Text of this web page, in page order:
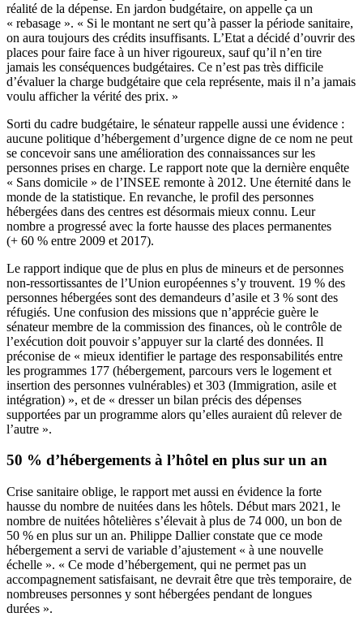
réalité de la dépense. En jardon budgétaire, on appelle ça un
« rebasage ». « Si le montant ne sert qu’à passer la période sanitaire,
on aura toujours des crédits insuffisants. L’Etat a décidé d’ouvrir des
places pour faire face à un hiver rigoureux, sauf qu’il n’en tire
jamais les conséquences budgétaires. Ce n’est pas très difficile
d’évaluer la charge budgétaire que cela représente, mais il n’a jamais
voulu afficher la vérité des prix. »
Sorti du cadre budgétaire, le sénateur rappelle aussi une évidence :
aucune politique d’hébergement d’urgence digne de ce nom ne peut
se concevoir sans une amélioration des connaissances sur les
personnes prises en charge. Le rapport note que la dernière enquête
« Sans domicile » de l’INSEE remonte à 2012. Une éternité dans le
monde de la statistique. En revanche, le profil des personnes
hébergées dans des centres est désormais mieux connu. Leur
nombre a progressé avec la forte hausse des places permanentes
(+ 60 % entre 2009 et 2017).
Le rapport indique que de plus en plus de mineurs et de personnes
non-ressortissantes de l’Union européennes s’y trouvent. 19 % des
personnes hébergées sont des demandeurs d’asile et 3 % sont des
réfugiés. Une confusion des missions que n’apprécie guère le
sénateur membre de la commission des finances, où le contrôle de
l’exécution doit pouvoir s’appuyer sur la clarté des données. Il
préconise de « mieux identifier le partage des responsabilités entre
les programmes 177 (hébergement, parcours vers le logement et
insertion des personnes vulnérables) et 303 (Immigration, asile et
intégration) », et de « dresser un bilan précis des dépenses
supportées par un programme alors qu’elles auraient dû relever de
l’autre ».
50 % d’hébergements à l’hôtel en plus sur un an
Crise sanitaire oblige, le rapport met aussi en évidence la forte
hausse du nombre de nuitées dans les hôtels. Début mars 2021, le
nombre de nuitées hôtelières s’élevait à plus de 74 000, un bon de
50 % en plus sur un an. Philippe Dallier constate que ce mode
hébergement a servi de variable d’ajustement « à une nouvelle
échelle ». « Ce mode d’hébergement, qui ne permet pas un
accompagnement satisfaisant, ne devrait être que très temporaire, de
nombreuses personnes y sont hébergées pendant de longues
durées ».